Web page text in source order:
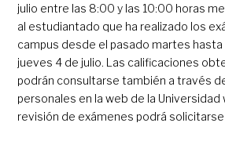
julio entre las 8:00 y las 10:00 horas
al estudiantado que ha realizado los
campus desde el pasado martes hasta
jueves 4 de julio. Las calificaciones
podrán consultarse también a través
personales en la web de la Universidad
revisión de exámenes podrá solicitarse